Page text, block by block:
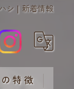
シ | 新着情報
特徴